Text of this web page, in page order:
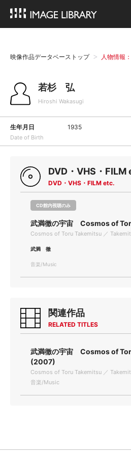
映像作品データベーストップ 人物情報
若杉 弘
Hiroshi Wakasugi
生年月日
Date of Birth
1935
DVD・VHS・FILM
DVD・VHS・FILM etc.
CD館内視聴のみ
武満徹の宇宙 Cosmos of
Cosmos of Toru Takemitsu ／
武満 徹
音楽/Music
関連作品
RELATED TITLES
武満徹の宇宙 Cosmos of
(2007)
Cosmos of Toru Takemitsu ／
音楽/Music